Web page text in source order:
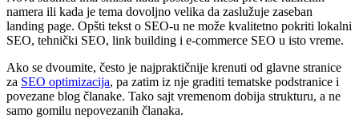
namera ili kada je tema dovoljno velika da zaslužuje zaseban
landing page. Opšti tekst o SEO-u ne može kvalitetno pokriti lokalni
SEO, tehnički SEO, link building i e-commerce SEO u isto vreme.
Ako se dvoumite, često je najpraktičnije krenuti od glavne stranice
za SEO optimizacija, pa zatim iz nje graditi tematske podstranice i
povezane blog članake. Tako sajt vremenom dobija strukturu, a ne
samo gomilu nepovezanih članaka.